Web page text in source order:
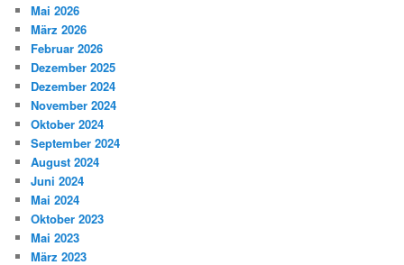
Mai 2026
März 2026
Februar 2026
Dezember 2025
Dezember 2024
November 2024
Oktober 2024
September 2024
August 2024
Juni 2024
Mai 2024
Oktober 2023
Mai 2023
März 2023